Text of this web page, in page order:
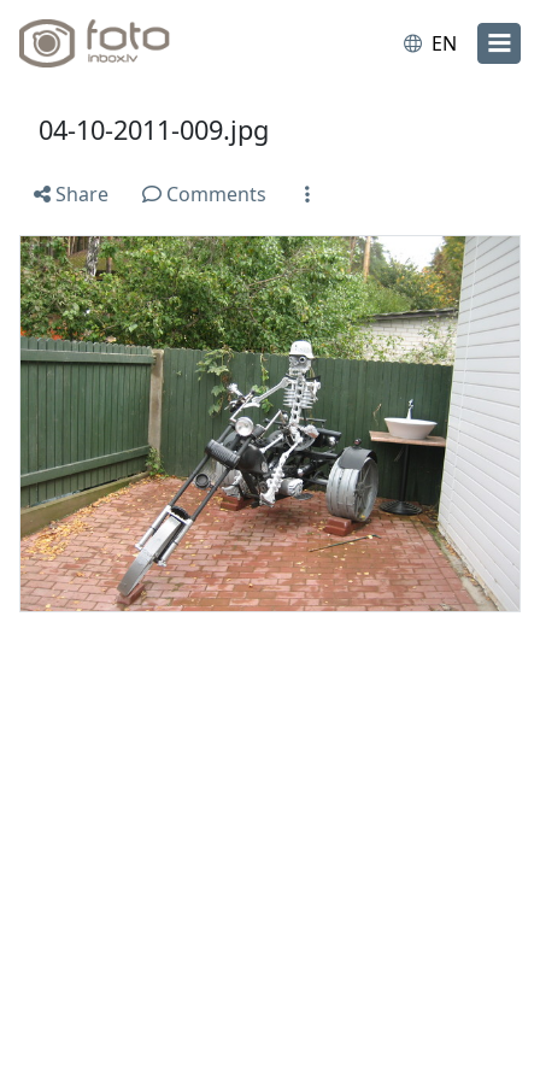
EN
04-10-2011-009.jpg
Share Comments